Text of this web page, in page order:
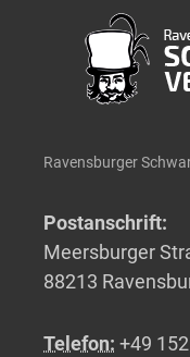
Ravensburger
Postanschrift:
Meersburger
88213
Telefon: +49